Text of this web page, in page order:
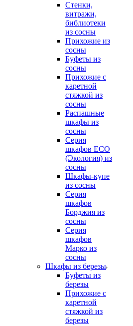
Стенки,
витражи,
библиотеки
из сосны
Прихожие из
сосны
Буфеты из
сосны
Прихожие с
каретной
стяжкой из
сосны
Распашные
шкафы из
сосны
Серия
шкафов ECO
(Экология) из
сосны
Шкафы-купе
из сосны
Серия
шкафов
Борджия из
сосны
Серия
шкафов
Марко из
сосны
Шкафы из березы
Буфеты из
березы
Прихожие с
каретной
стяжкой из
березы